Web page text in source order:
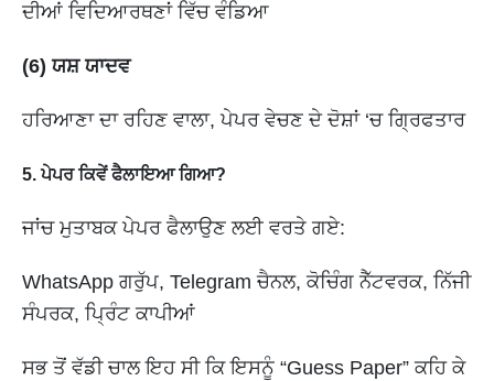
ਦੀਆਂ ਵਿਦਿਆਰਥਣਾਂ ਵਿੱਚ ਵੰਡਿਆ
(6) ਯਸ਼ ਯਾਦਵ
ਹਰਿਆਣਾ ਦਾ ਰਹਿਣ ਵਾਲਾ, ਪੇਪਰ ਵੇਚਣ ਦੇ ਦੋਸ਼ਾਂ ‘ਚ ਗ੍ਰਿਫਤਾਰ
5. ਪੇਪਰ ਕਿਵੇਂ ਫੈਲਾਇਆ ਗਿਆ?
ਜਾਂਚ ਮੁਤਾਬਕ ਪੇਪਰ ਫੈਲਾਉਣ ਲਈ ਵਰਤੇ ਗਏ:
WhatsApp ਗਰੁੱਪ, Telegram ਚੈਨਲ, ਕੋਚਿੰਗ ਨੈੱਟਵਰਕ, ਨਿੱਜੀ
ਸੰਪਰਕ, ਪ੍ਰਿੰਟ ਕਾਪੀਆਂ
ਸਭ ਤੋਂ ਵੱਡੀ ਚਾਲ ਇਹ ਸੀ ਕਿ ਇਸਨੂੰ “Guess Paper” ਕਹਿ ਕੇ